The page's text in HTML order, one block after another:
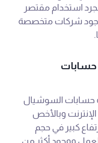
استخدام مقتصر
شركات متخصصة
حسابات
حسابات السوشيال
الإنترنت وبالأخص
كبير في حجم